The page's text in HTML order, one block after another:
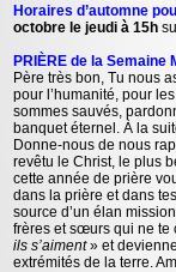
Horaires d’automne
octobre le jeudi à 15h
PRIÈRE de la Semaine
Père très bon, Tu nous
pour l’humanité, pour
sommes sauvés,
banquet éternel. À la
Donne-nous de nous
revêtu le Christ, le plus
cette année de prière
dans la prière et dans
source d’un élan
frères et sœurs qui ne te
ils s’aiment» et
extrémités de la terre.